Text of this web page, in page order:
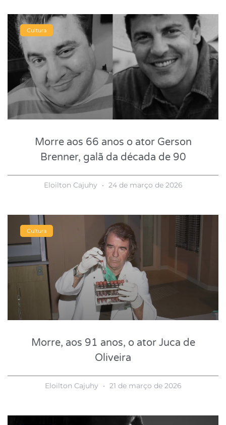
Cultura
Morre aos 66 anos o ator Gerson
Brenner, galã da década de 90
Eloilton Cajuhy 24 de março de 2026
Cultura
Morre, aos 91 anos, o ator Juca de
Oliveira
Eloilton Cajuhy 21 de março de 2026